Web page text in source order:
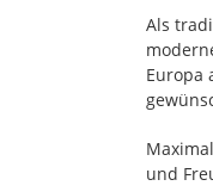
Als
Europa
und